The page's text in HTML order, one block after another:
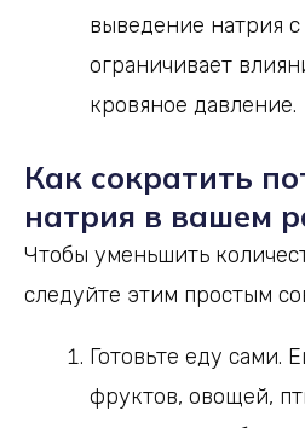
выведение натрия
ограничивает
кровяное давление.
Как сократить
натрия в вашем
Чтобы уменьшить
следуйте этим простым
Готовьте еду сами.
фруктов, овощей,